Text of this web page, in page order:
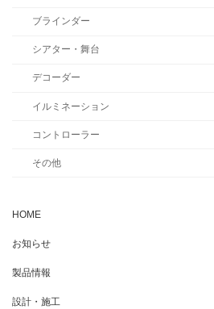
ブラインダー
シアター・舞台
デコーダー
イルミネーション
コントローラー
その他
HOME
お知らせ
製品情報
設計・施工